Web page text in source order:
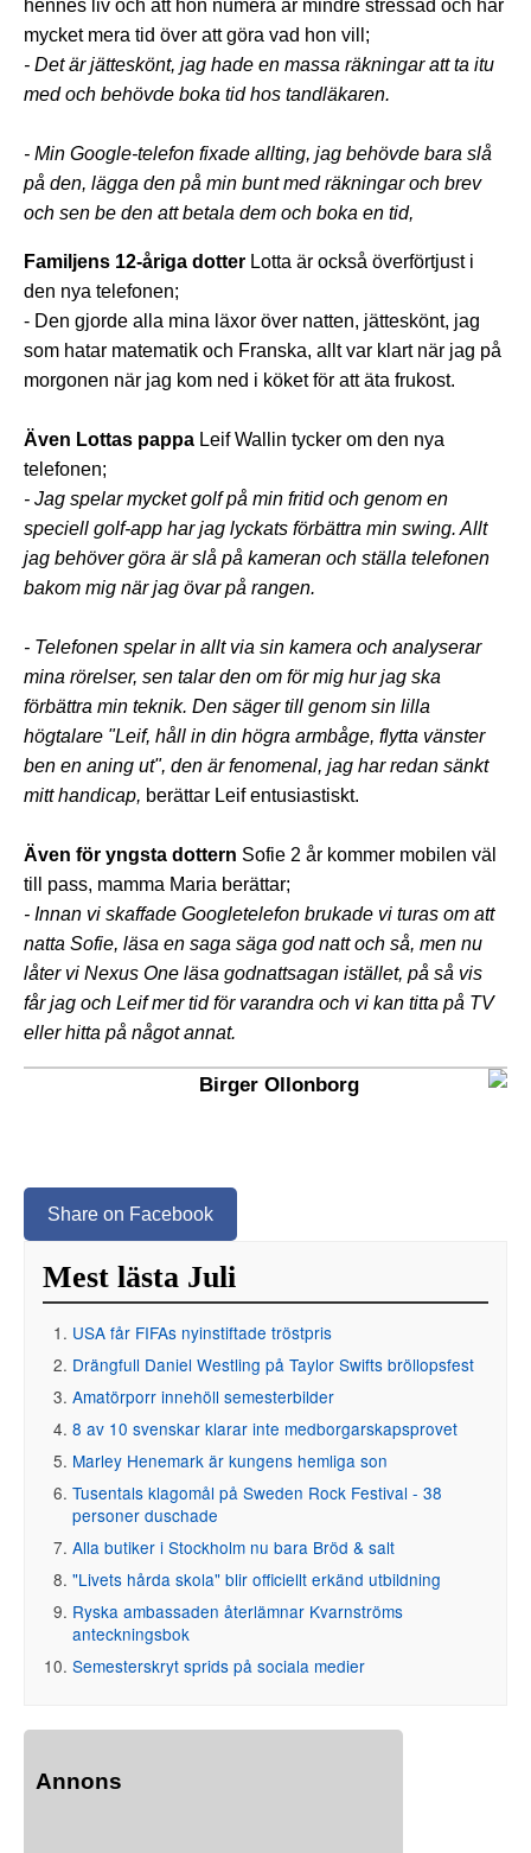
hennes liv och att hon numera är mindre stressad och har
mycket mera tid över att göra vad hon vill;
- Det är jätteskönt, jag hade en massa räkningar att ta itu
med och behövde boka tid hos tandläkaren.
- Min Google-telefon fixade allting, jag behövde bara slå
på den, lägga den på min bunt med räkningar och brev
och sen be den att betala dem och boka en tid,
Familjens 12-åriga dotter Lotta är också överförtjust i
den nya telefonen;
- Den gjorde alla mina läxor över natten, jätteskönt, jag
som hatar matematik och Franska, allt var klart när jag på
morgonen när jag kom ned i köket för att äta frukost.
Även Lottas pappa Leif Wallin tycker om den nya
telefonen;
- Jag spelar mycket golf på min fritid och genom en
speciell golf-app har jag lyckats förbättra min swing. Allt
jag behöver göra är slå på kameran och ställa telefonen
bakom mig när jag övar på rangen.
- Telefonen spelar in allt via sin kamera och analyserar
mina rörelser, sen talar den om för mig hur jag ska
förbättra min teknik. Den säger till genom sin lilla
högtalare "Leif, håll in din högra armbåge, flytta vänster
ben en aning ut", den är fenomenal, jag har redan sänkt
mitt handicap, berättar Leif entusiastiskt.
Även för yngsta dottern Sofie 2 år kommer mobilen väl
till pass, mamma Maria berättar;
- Innan vi skaffade Googletelefon brukade vi turas om att
natta Sofie, läsa en saga säga god natt och så, men nu
låter vi Nexus One läsa godnattsagan istället, på så vis
får jag och Leif mer tid för varandra och vi kan titta på TV
eller hitta på något annat.
Birger Ollonborg
Share on Facebook
Mest lästa Juli
USA får FIFAs nyinstiftade tröstpris
Drängfull Daniel Westling på Taylor Swifts bröllopsfest
Amatörporr innehöll semesterbilder
8 av 10 svenskar klarar inte medborgarskapsprovet
Marley Henemark är kungens hemliga son
Tusentals klagomål på Sweden Rock Festival - 38
personer duschade
Alla butiker i Stockholm nu bara Bröd & salt
"Livets hårda skola" blir officiellt erkänd utbildning
Ryska ambassaden återlämnar Kvarnströms
anteckningsbok
Semesterskryt sprids på sociala medier
Annons